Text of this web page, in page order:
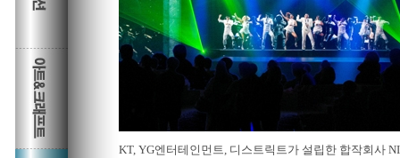
KT, YG엔터테인먼트, 디스트릭트가 설립한 합작회사